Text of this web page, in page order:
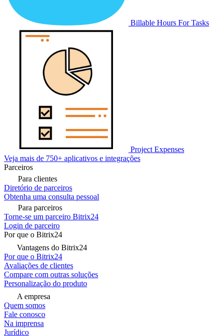
Billable Hours For Tasks
Project Expenses
Veja mais de 750+ aplicativos e integrações
Parceiros
Para clientes
Diretório de parceiros
Obtenha uma consulta pessoal
Para parceiros
Torne-se um parceiro Bitrix24
Login de parceiro
Por que o Bitrix24
Vantagens do Bitrix24
Por que o Bitrix24
Avaliações de clientes
Compare com outras soluções
Personalização do produto
A empresa
Quem somos
Fale conosco
Na imprensa
Jurídico